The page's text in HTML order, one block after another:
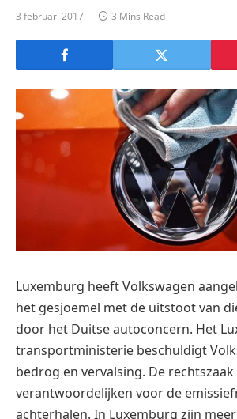
3 februari 2017 3 Mins Read
Luxemburg heeft Volkswagen
het gesjoemel met de uitstoot van
door het Duitse autoconcern. Het
transportministerie beschuldigt
bedrog en vervalsing. De
verantwoordelijken voor de
achterhalen. In Luxemburg zijn